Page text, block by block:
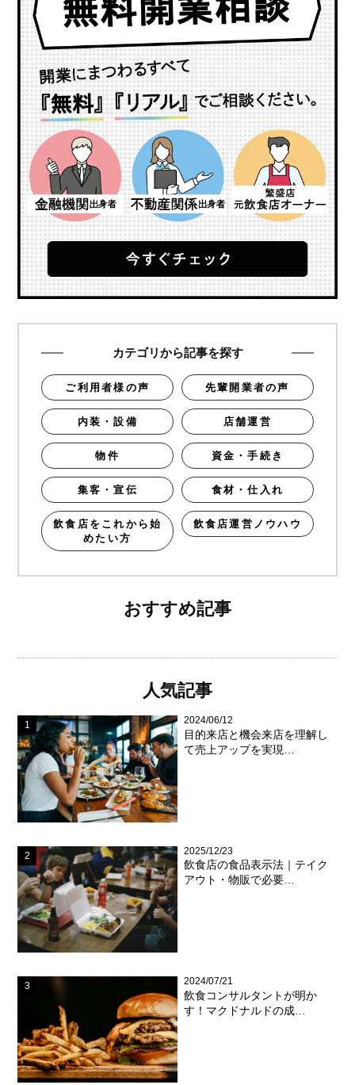
カテゴリから記事を探す
ご利用者様の声 先輩開業者の声
内装・設備 店舗運営
物件 資金・手続き
集客・宣伝 食材・仕入れ
飲食店をこれから始
めたい方
飲食店運営ノウハウ
おすすめ記事
人気記事
2024/06/12
目的来店と機会来店を理解し
て売上アップを実現…
2025/12/23
飲食店の食品表示法｜テイク
アウト・物販で必要…
2024/07/21
飲食コンサルタントが明か
す！マクドナルドの成…